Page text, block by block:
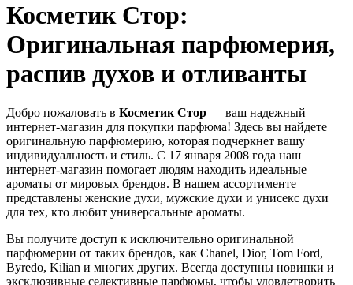
Косметик Стор:
Оригинальная парфюмерия,
распив духов и отливанты
Добро пожаловать в Косметик Стор — ваш надежный
интернет-магазин для покупки парфюма! Здесь вы найдете
оригинальную парфюмерию, которая подчеркнет вашу
индивидуальность и стиль. С 17 января 2008 года наш
интернет-магазин помогает людям находить идеальные
ароматы от мировых брендов. В нашем ассортименте
представлены женские духи, мужские духи и унисекс духи
для тех, кто любит универсальные ароматы.
Вы получите доступ к исключительно оригинальной
парфюмерии от таких брендов, как Chanel, Dior, Tom Ford,
Byredo, Kilian и многих других. Всегда доступны новинки и
эксклюзивные селективные парфюмы, чтобы удовлетворить